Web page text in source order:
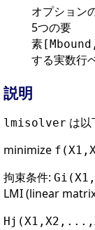
オプション
5つの要
素
する実数行
説明
lmisolver は以
minimize
拘束条件:
LMI (linear